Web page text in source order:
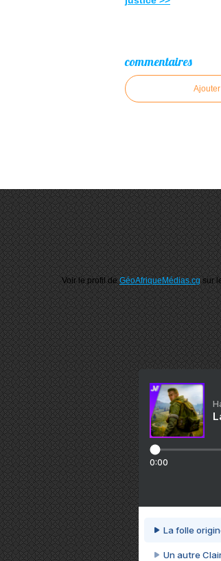
commentaires
Voir le profil deGéoAfriqueMédias.cgsur
0:00
La folle
Un autre